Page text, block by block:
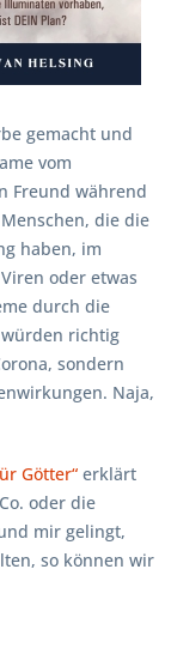
gemacht und
vom
Freund während
die die
haben, im
oder etwas
durch die
richtig
sondern
Naja,
Götter“ erklärt
oder die
mir gelingt,
so können wir